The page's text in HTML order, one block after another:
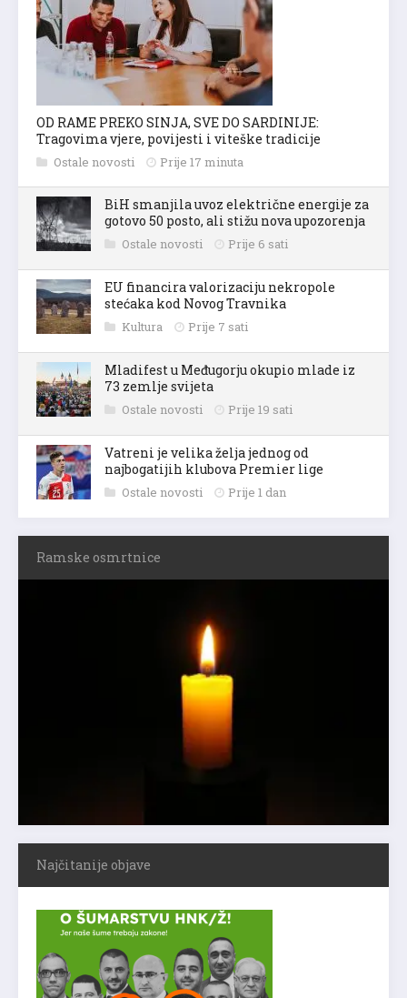
OD RAME PREKO SINJA, SVE DO SARDINIJE:
Tragovima vjere, povijesti i viteške tradicije
Ostale novosti Prije 17 minuta
BiH smanjila uvoz električne energije za
gotovo 50 posto, ali stižu nova upozorenja
Ostale novosti Prije 6 sati
EU financira valorizaciju nekropole
stećaka kod Novog Travnika
Kultura Prije 7 sati
Mladifest u Međugorju okupio mlade iz
73 zemlje svijeta
Ostale novosti Prije 19 sati
Vatreni je velika želja jednog od
najbogatijih klubova Premier lige
Ostale novosti Prije 1 dan
Ramske osmrtnice
Najčitanije objave